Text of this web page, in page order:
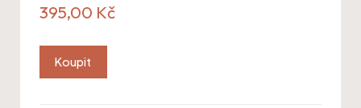
395,00 Kč
Koupit